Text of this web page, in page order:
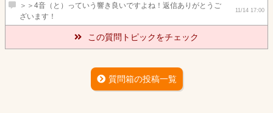
＞＞4音（と）っていう響き良いですよね！返信ありがとうご
ざいます！
11/14 17:00
この質問トピックをチェック
質問箱の投稿一覧